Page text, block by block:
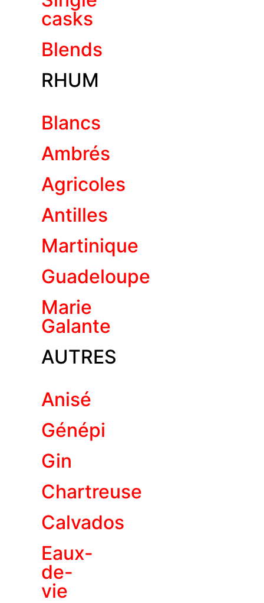
casks
Blends
RHUM
Blancs
Ambrés
Agricoles
Antilles
Martinique
Guadeloupe
Marie
Galante
AUTRES
Anisé
Génépi
Gin
Chartreuse
Calvados
Eaux-
de-
vie